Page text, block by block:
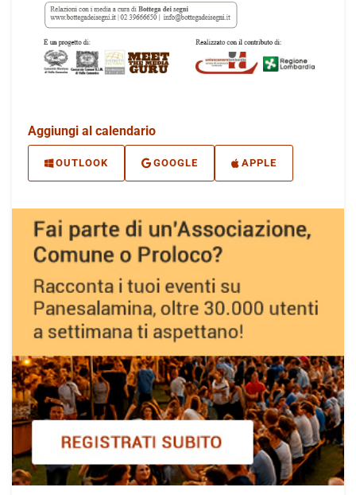
Aggiungi al calendario
OUTLOOK GOOGLE APPLE